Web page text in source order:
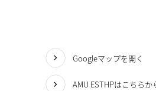
Googleマップを開く
AMU ESTHPはこちらか